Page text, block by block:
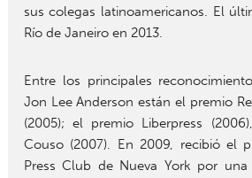
sus colegas latinoamericanos. El
Río de Janeiro en 2013.
Entre los principales
Jon Lee Anderson están el premio
(2005); el premio Liberpress
Couso (2007). En 2009, recibió el
Press Club de Nueva York por